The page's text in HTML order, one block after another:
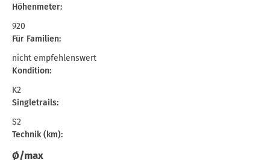
Höhenmeter:
920
Für Familien:
nicht empfehlenswert
Kondition:
K2
Singletrails:
S2
Technik (km):
Ø/max